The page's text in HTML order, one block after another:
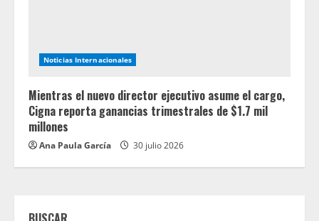
Noticias Internacionales
Mientras el nuevo director ejecutivo asume el cargo,
Cigna reporta ganancias trimestrales de $1.7 mil
millones
Ana Paula García 30 julio 2026